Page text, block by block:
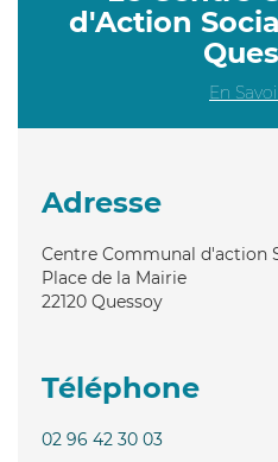
d'Action
En
Adresse
Centre Communal d'action
Place de la Mairie
22120 Quessoy
Téléphone
02 96 42 30 03